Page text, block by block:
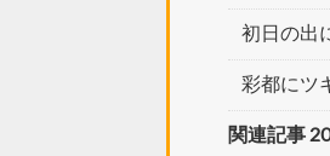
初日の出
彩都にツ
関連記事